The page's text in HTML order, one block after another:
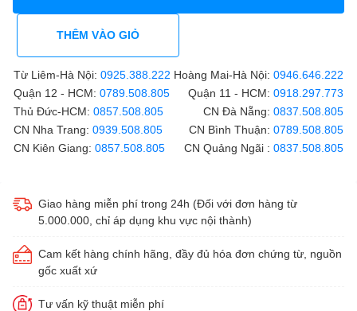
THÊM VÀO GIỎ
Từ Liêm-Hà Nội: 0925.388.222 Hoàng Mai-Hà Nội: 0946.646.222
Quận 12 - HCM: 0789.508.805 Quận 11 - HCM: 0918.297.773
Thủ Đức-HCM: 0857.508.805 CN Đà Nẵng: 0837.508.805
CN Nha Trang: 0939.508.805 CN Bình Thuận: 0789.508.805
CN Kiên Giang: 0857.508.805 CN Quảng Ngãi : 0837.508.805
Giao hàng miễn phí trong 24h (Đối với đơn hàng từ
5.000.000, chỉ áp dụng khu vực nội thành)
Cam kết hàng chính hãng, đầy đủ hóa đơn chứng từ, nguồn
gốc xuất xứ
Tư vấn kỹ thuật miễn phí